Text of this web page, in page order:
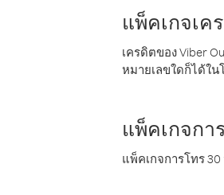
แพ็คเกจเค
เครดิตของ Viber
หมายเลขใดก็ได้ใ
แพ็คเกจกา
แพ็คเกจการโทร